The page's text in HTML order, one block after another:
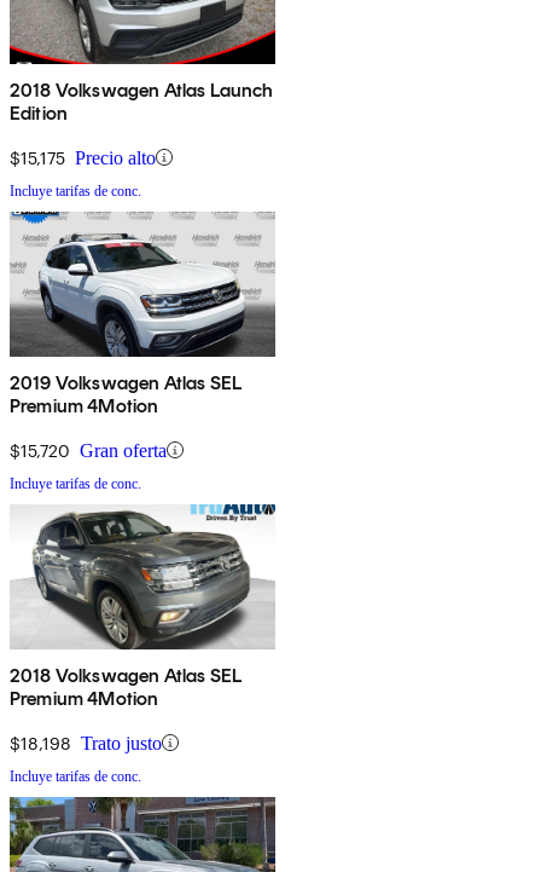
2018 Volkswagen Atlas Launch
Edition
$15,175 Precio alto
Incluye tarifas de conc.
2019 Volkswagen Atlas SEL
Premium 4Motion
$15,720 Gran oferta
Incluye tarifas de conc.
2018 Volkswagen Atlas SEL
Premium 4Motion
$18,198 Trato justo
Incluye tarifas de conc.